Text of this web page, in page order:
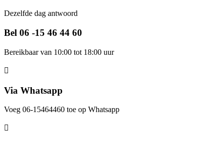
Dezelfde dag antwoord
Bel 06 -15 46 44 60
Bereikbaar van 10:00 tot 18:00 uur
Via Whatsapp
Voeg 06-15464460 toe op Whatsapp